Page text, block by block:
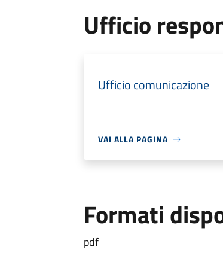
Ufficio
Ufficio comunicazione
VAI ALLA PAGINA
Formati
pdf